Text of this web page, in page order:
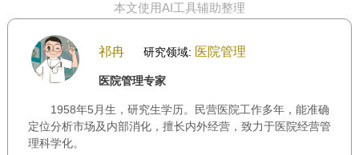
本文使用AI工具辅助整理
祁冉 研究领域: 医院管理
医院管理专家
1958年5月生，研究生学历。民营医院工作多年，能准确
定位分析市场及内部消化，擅长内外经营，致力于医院经营管
理科学化。